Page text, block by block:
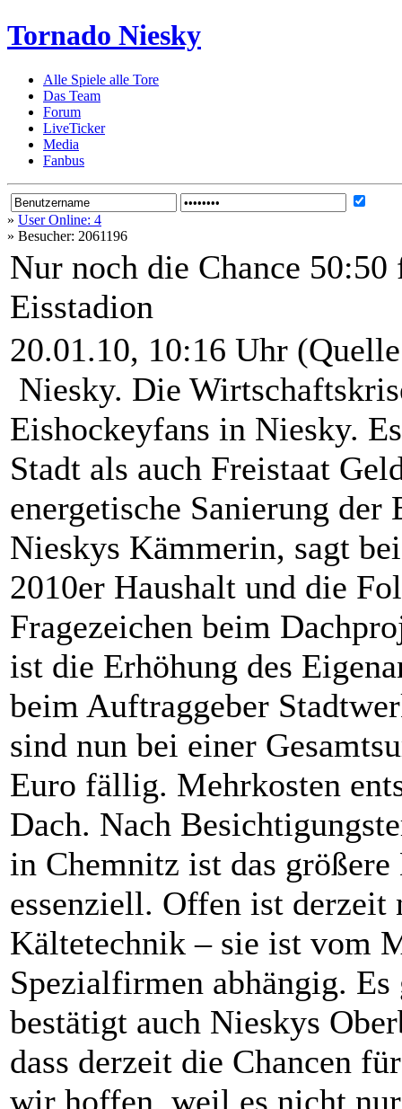
Tornado Niesky
Alle Spiele alle Tore
Das Team
Forum
LiveTicker
Media
Fanbus
» User Online: 4
» Besucher: 2061196
Nur noch die Chance
Eisstadion
20.01.10, 10:16 Uhr
Niesky. Die
Eishockeyfans in Niesky.
Stadt als auch Freistaat
energetische Sanierung
Nieskys Kämmerin, sagt
2010er Haushalt und die
Fragezeichen beim
ist die Erhöhung des
beim Auftraggeber
sind nun bei einer
Euro fällig. Mehrkosten
Dach. Nach
in Chemnitz ist das
essenziell. Offen ist derzeit
Kältetechnik – sie ist vom
Spezialfirmen abhängig.
bestätigt auch Nieskys
dass derzeit die Chancen
wir hoffen, weil es nicht